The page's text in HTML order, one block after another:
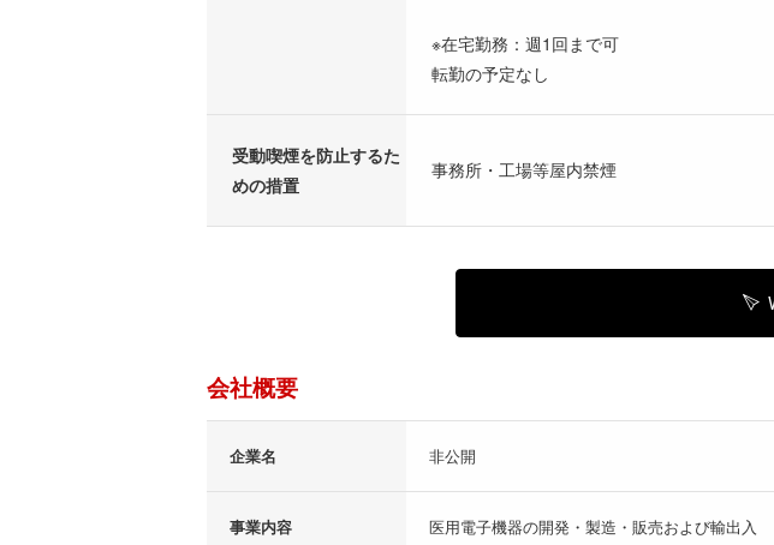
※在宅勤務：週1回まで可
転勤の予定なし
受動喫煙を防止するた
めの措置
事務所・工場等屋内禁煙
会社概要
企業名 非公開
事業内容 医用電子機器の開発・製造・販売および輸出入